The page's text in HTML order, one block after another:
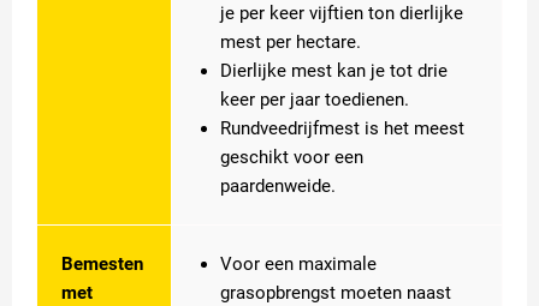
je per keer vijftien ton dierlijke
mest per hectare.
Dierlijke mest kan je tot drie
keer per jaar toedienen.
Rundveedrijfmest is het meest
geschikt voor een
paardenweide.
Bemesten
met
Voor een maximale
grasopbrengst moeten naast